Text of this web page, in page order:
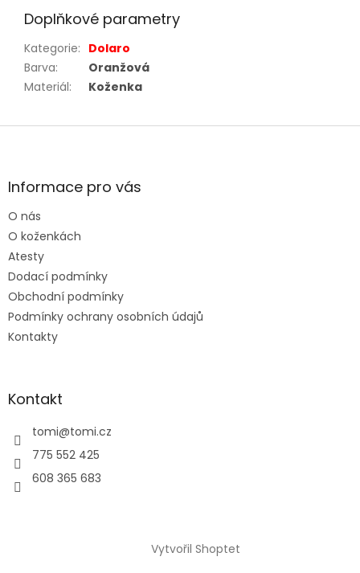
Doplňkové parametry
Kategorie: Dolaro
Barva:
Oranžová
Materiál: Koženka
Z
aInformace pro vás
O nás
O koženkách
Atesty
Dodací podmínky
Obchodní podmínky
Podmínky ochrany osobních údajů
Kontakty
Kontakt
tomi@tomi.cz
775 552 425
608 365 683
Vytvořil Shoptet